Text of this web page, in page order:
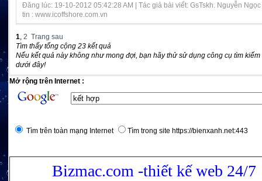
Đăng lúc: 19-10-2012 05:42:28 AM | Tác giả bài viết: GsTskh. Nguyễn
tin : www.icoffshore.com.vn
1, 2 Trang sau
Tìm thấy tổng cộng 23 kết quả
Nếu kết quả này không như mong đợi, bạn hãy thử sử dụng công cụ tìm
dưới đây!
Mở rộng trên Internet :
Tìm trên toàn mạng Internet Tìm trong site https://bienxanh.net:443
Bizmac.com -thiết kế web 24/7